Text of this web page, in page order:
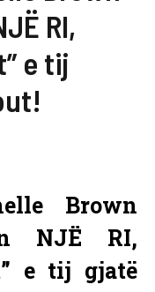
RI,
e tij
Brown
NJË RI,
e tij gjatë